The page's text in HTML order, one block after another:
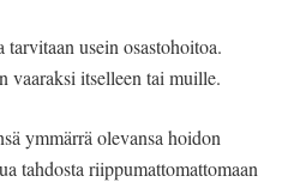
tarvitaan usein osastohoitoa.
vaaraksi itselleen tai muille.
ymmärrä olevansa hoidon
tahdosta riippumattomattomaan